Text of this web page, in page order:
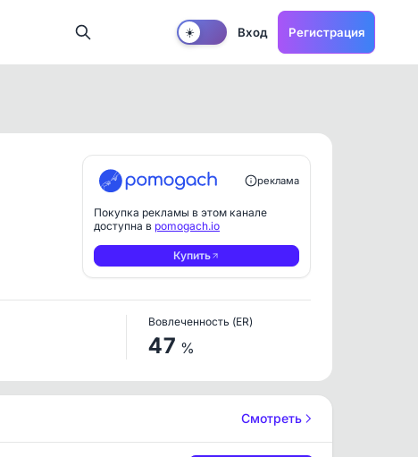
☀️ Вход Регистрация
реклама
Покупка рекламы в этом канале
доступна в pomogach.io
Купить
Вовлеченность (ER)
47 %
Смотреть